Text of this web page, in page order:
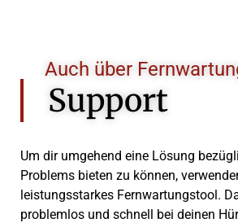
Auch über
Support
Um dir umgehend eine Lösung
Problems bieten zu können,
leistungsstarkes Fernwartungstool.
problemlos und schnell bei deinen